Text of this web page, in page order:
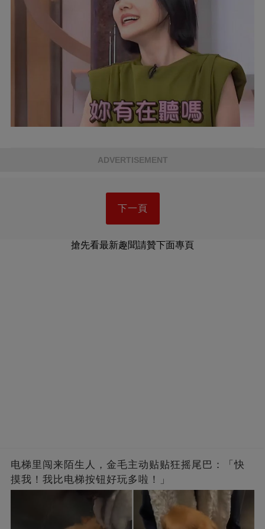
ADVERTISEMENT
下一頁
搶先看最新趣聞請贊下面專頁
电梯里闯来陌生人，金毛主动贴贴狂摇尾巴：「快
摸我！我比电梯按钮好玩多啦！」